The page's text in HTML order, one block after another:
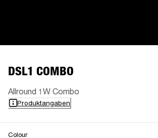
DSL1 COMBO
Allround 1W Combo
Produktangaben
Colour